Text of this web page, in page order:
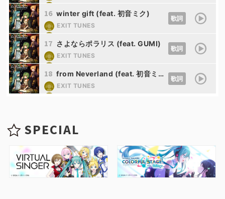
16 winter gift (feat. 初音ミク)
EXIT TUNES
歌詞
17 さよならポラリス (feat. GUMI)
EXIT TUNES
歌詞
18 from Neverland (feat. 初音ミク&GUMI&鏡音レン)
EXIT TUNES
歌詞
SPECIAL